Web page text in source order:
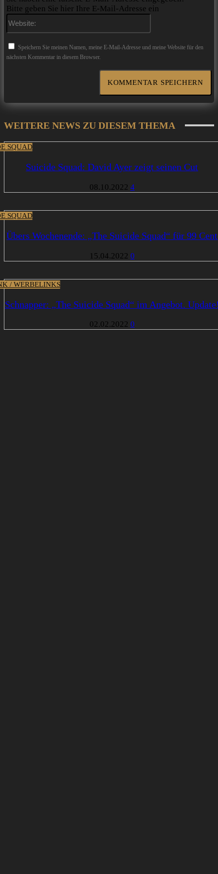
Bitte geben Sie hier Ihre E-Mail-Adresse ein
Speichern Sie meinen Namen, meine E-Mail-Adresse und meine Website für den
nächsten Kommentar in diesem Browser.
WEITERE NEWS ZU DIESEM THEMA
SQUAD
Suicide Squad: David Ayer zeigt seinen Cut
08.10.2022 4
SQUAD
Übers Wochenende: „The Suicide Squad“ für 99 Cent
15.04.2022 0
/ WERBELINKS
Schnapper: „The Suicide Squad“ im Angebot.
02.02.2022 0